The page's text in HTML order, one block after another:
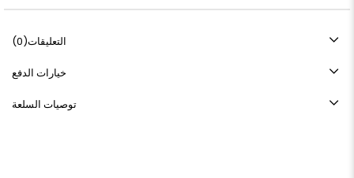
التعليقات(0)
خيارات الدفع
توصيات السلعة